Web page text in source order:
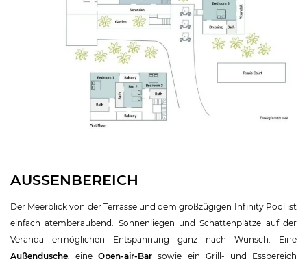
AUSSENBEREICH
Der Meerblick von der Terrasse und dem großzügigen Infinity Pool ist
einfach atemberaubend. Sonnenliegen und Schattenplätze auf der
Veranda ermöglichen Entspannung ganz nach Wunsch. Eine
Außendusche , eineOpen-air-Bar sowie ein Grill- und Essbereich